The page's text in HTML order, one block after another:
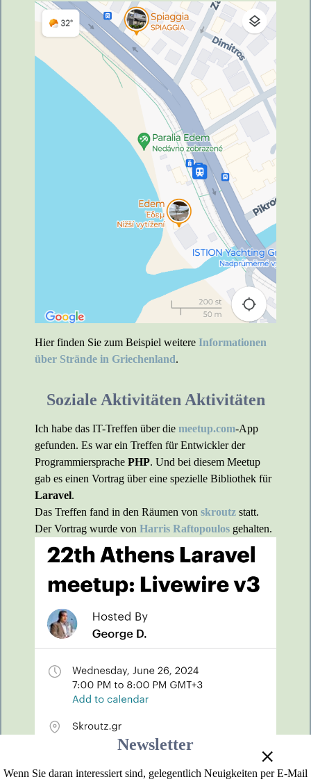
Hier finden Sie zum Beispiel weitere Informationen
über Strände in Griechenland.
Soziale Aktivitäten Aktivitäten
Ich habe das IT-Treffen über die meetup.com-App
gefunden. Es war ein Treffen für Entwickler der
Programmiersprache PHP. Und bei diesem Meetup
gab es einen Vortrag über eine spezielle Bibliothek für
Laravel.
Das Treffen fand in den Räumen von skroutz statt.
Der Vortrag wurde von Harris Raftopoulos gehalten.
Newsletter
Wenn Sie daran interessiert sind, gelegentlich Neuigkeiten per E-Mail
+